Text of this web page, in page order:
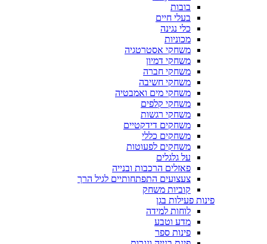
בובות
בעלי חיים
כלי נגינה
מכוניות
משחקי אסטרטגיה
משחקי דמיון
משחקי חברה
משחקי חשיבה
משחקי מים ואמבטיה
משחקי קלפים
משחקי רגשות
משחקים דידקטיים
משחקים כללי
משחקים לפעוטות
על גלגלים
פאזלים הרכבות ובנייה
צעצועים התפתחותיים לגיל הרך
קוביות משחק
פינות פעילות בגן
לוחות למידה
מדע וטבע
פינות ספר